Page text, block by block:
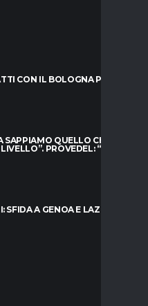
CON IL BOLOGNA PER IL
SAPPIAMO QUELLO CHE
PROVEDEL: “MESE
A GENOA E LAZIO,